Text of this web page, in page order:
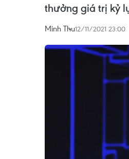
thưởng giá trị kỷ
Minh Thu12/11/2021 23:00